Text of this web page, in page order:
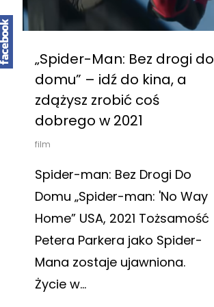
„Spider-Man: Bez drogi do
domu” – idź do kina, a
zdążysz zrobić coś
dobrego w 2021
film
Spider-man: Bez Drogi Do
Domu „Spider-man: 'No Way
Home” USA, 2021 Tożsamość
Petera Parkera jako Spider-
Mana zostaje ujawniona.
Życie w…